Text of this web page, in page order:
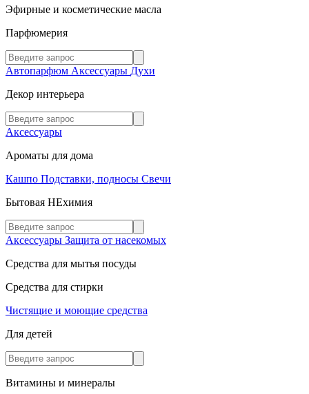
Эфирные и косметические масла
Парфюмерия
Автопарфюм Аксессуары Духи
Декор интерьера
Аксессуары
Ароматы для дома
Кашпо Подставки, подносы Свечи
Бытовая НЕхимия
Аксессуары Защита от насекомых
Средства для мытья посуды
Средства для стирки
Чистящие и моющие средства
Для детей
Витамины и минералы